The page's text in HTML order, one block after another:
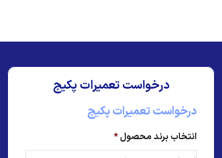
درخواست تعمیرات پکیج
درخواست تعمیرات پکیج
انتخاب برند محصول*